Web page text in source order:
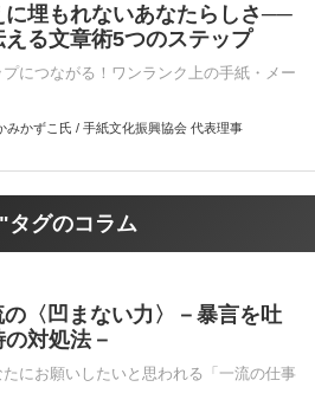
に埋もれないあなたらしさ──
える文章術5つのステップ
につながる！ワンランク上の手紙・メー
みかずこ氏 / 手紙文化振興協会 代表理事
タグのコラム
〈凹まない力〉－暴言を吐
対処法－
たにお願いしたいと思われる「一流の仕事